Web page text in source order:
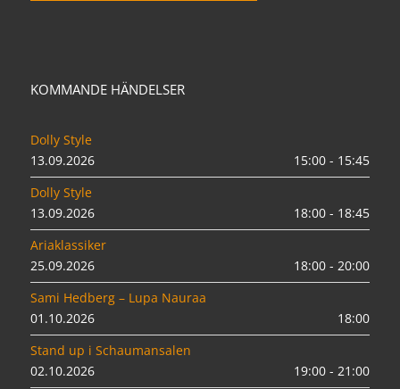
KOMMANDE HÄNDELSER
Dolly Style
13.09.2026
15:00 - 15:45
Dolly Style
13.09.2026
18:00 - 18:45
Ariaklassiker
25.09.2026
18:00 - 20:00
Sami Hedberg – Lupa Nauraa
01.10.2026
18:00
Stand up i Schaumansalen
02.10.2026
19:00 - 21:00